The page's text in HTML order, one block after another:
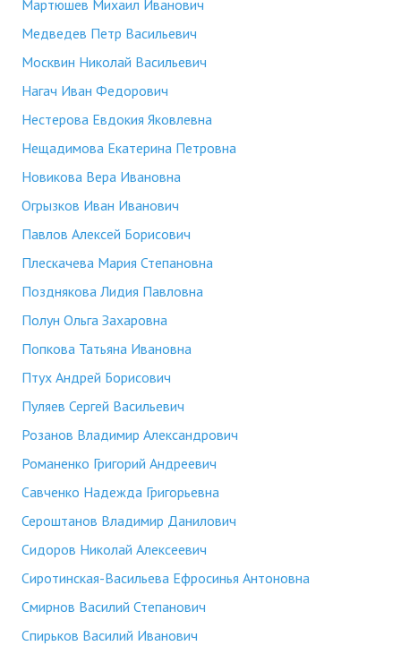
Мартюшев Михаил Иванович
Медведев Петр Васильевич
Москвин Николай Васильевич
Нагач Иван Федорович
Нестерова Евдокия Яковлевна
Нещадимова Екатерина Петровна
Новикова Вера Ивановна
Огрызков Иван Иванович
Павлов Алексей Борисович
Плескачева Мария Степановна
Позднякова Лидия Павловна
Полун Ольга Захаровна
Попкова Татьяна Ивановна
Птух Андрей Борисович
Пуляев Сергей Васильевич
Розанов Владимир Александрович
Романенко Григорий Андреевич
Савченко Надежда Григорьевна
Сероштанов Владимир Данилович
Сидоров Николай Алексеевич
Сиротинская-Васильева Ефросинья Антоновна
Смирнов Василий Степанович
Спирьков Василий Иванович